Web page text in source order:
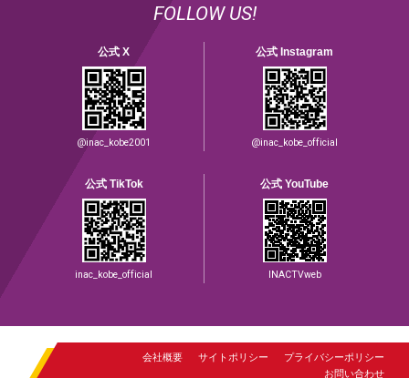
FOLLOW US!
公式 X
@inac_kobe2001
公式 Instagram
@inac_kobe_official
公式 TikTok
inac_kobe_official
公式 YouTube
INACTVweb
会社概要 サイトポリシー
プライバシーポリシー
お問い合わせ